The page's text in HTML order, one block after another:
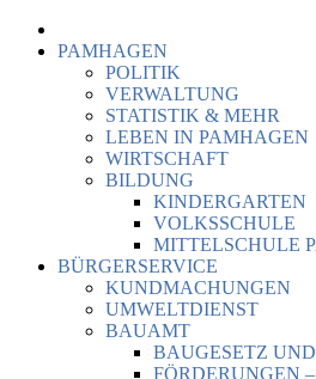
PAMHAGEN
POLITIK
VERWALTUNG
STATISTIK & MEHR
LEBEN IN PAMHAGEN
WIRTSCHAFT
BILDUNG
KINDERGARTEN
VOLKSSCHULE
MITTELSCHULE
BÜRGERSERVICE
KUNDMACHUNGEN
UMWELTDIENST
BAUAMT
BAUGESETZ
FÖRDERUNGEN